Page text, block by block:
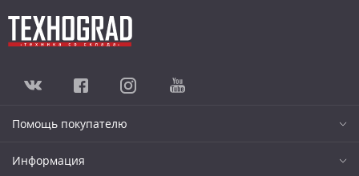
Помощь покупателю
Информация